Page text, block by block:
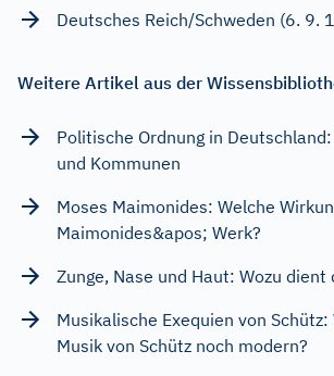
Deutsches Reich/Schweden (6. 9.
Weitere Artikel aus der
Politische Ordnung in
und Kommunen
Moses Maimonides: Welche
Maimonides&apos; Werk?
Zunge, Nase und Haut: Wozu dient
Musikalische Exequien von
Musik von Schütz noch modern?